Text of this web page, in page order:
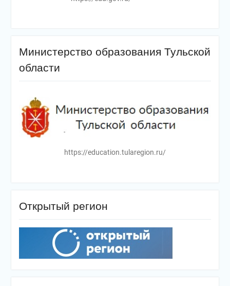
Министерство образования Тульской
области
https://education.tularegion.ru/
Открытый регион